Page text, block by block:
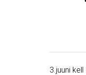
3.juuni